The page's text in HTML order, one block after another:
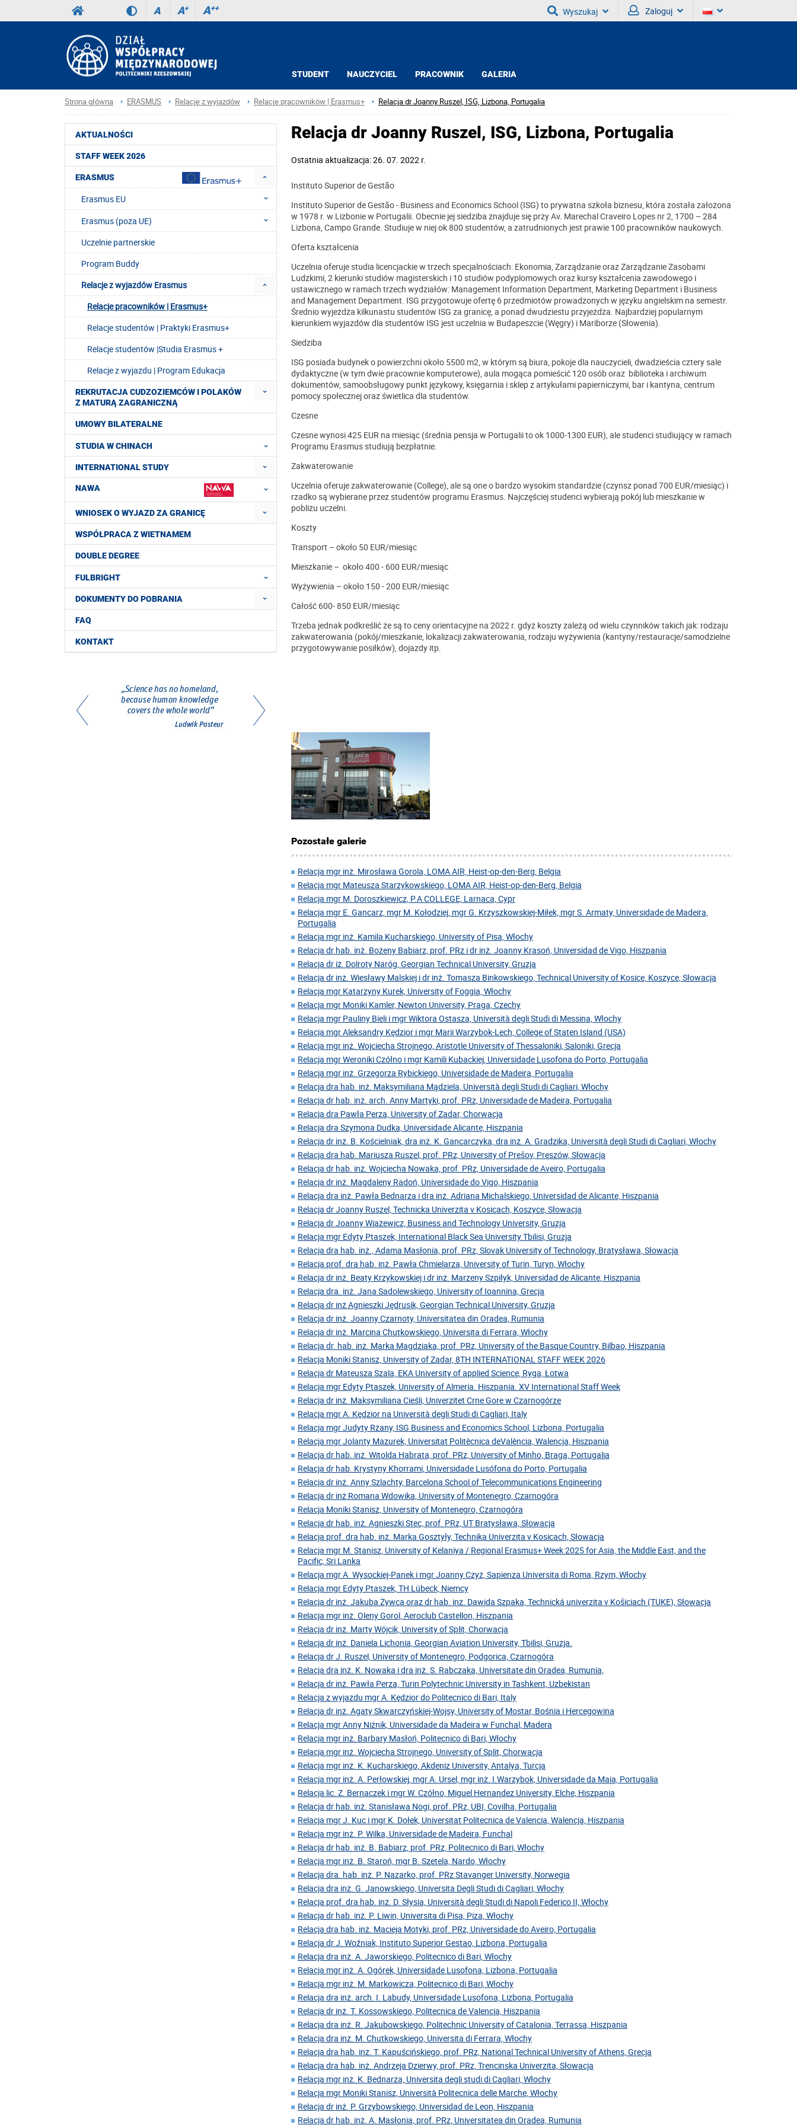
A A+ A++ Wyszukaj Zaloguj
STUDENT NAUCZYCIEL PRACOWNIK GALERIA
Strona główna ERASMUS Relacje z wyjazdów Relacje pracowników | Erasmus+ Relacja dr Joanny Ruszel, ISG, Lizbona, Portugalia
AKTUALNOŚCI
STAFF WEEK 2026
ERASMUS
Erasmus EU
Erasmus (poza UE)
Uczelnie partnerskie
Program Buddy
Relacje z wyjazdów Erasmus
Relacje pracowników | Erasmus+
Relacje studentów | Praktyki Erasmus+
Relacje studentów |Studia Erasmus +
Relacje z wyjazdu | Program Edukacja
REKRUTACJA CUDZOZIEMCÓW I POLAKÓW
Z MATURĄ ZAGRANICZNĄ
UMOWY BILATERALNE
STUDIA W CHINACH
INTERNATIONAL STUDY
NAWA
WNIOSEK O WYJAZD ZA GRANICĘ
WSPÓŁPRACA Z WIETNAMEM
DOUBLE DEGREE
FULBRIGHT
DOKUMENTY DO POBRANIA
FAQ
KONTAKT
Relacja dr Joanny Ruszel, ISG, Lizbona, Portugalia
Ostatnia aktualizacja: 26. 07. 2022 r.
Instituto Superior de Gestão
Instituto Superior de Gestão - Business and Economics School (ISG) to prywatna szkoła biznesu, która została założona
w 1978 r. w Lizbonie w Portugalii. Obecnie jej siedziba znajduje się przy Av. Marechal Craveiro Lopes nr 2, 1700 – 284
Lizbona, Campo Grande. Studiuje w niej ok 800 studentów, a zatrudnionych jest prawie 100 pracowników naukowych.
Oferta kształcenia
Uczelnia oferuje studia licencjackie w trzech specjalnościach: Ekonomia, Zarządzanie oraz Zarządzanie Zasobami
Ludzkimi, 2 kierunki studiów magisterskich i 10 studiów podyplomowych oraz kursy kształcenia zawodowego i
ustawicznego w ramach trzech wydziałów: Management Information Department, Marketing Department i Business
and Management Department. ISG przygotowuje ofertę 6 przedmiotów prowadzonych w języku angielskim na semestr.
Średnio wyjeżdża kilkunastu studentów ISG za granicę, a ponad dwudziestu przyjeżdża. Najbardziej popularnym
kierunkiem wyjazdów dla studentów ISG jest uczelnia w Budapeszcie (Węgry) i Mariborze (Słowenia).
Siedziba
ISG posiada budynek o powierzchni około 5500 m2, w którym są biura, pokoje dla nauczycieli, dwadzieścia cztery sale
dydaktyczne (w tym dwie pracownie komputerowe), aula mogąca pomieścić 120 osób oraz biblioteka i archiwum
dokumentów, samoobsługowy punkt językowy, księgarnia i sklep z artykułami papierniczymi, bar i kantyna, centrum
pomocy społecznej oraz świetlica dla studentów.
Czesne
Czesne wynosi 425 EUR na miesiąc (średnia pensja w Portugalii to ok 1000-1300 EUR), ale studenci studiujący w ramach
Programu Erasmus studiują bezpłatnie.
Zakwaterowanie
Uczelnia oferuje zakwaterowanie (College), ale są one o bardzo wysokim standardzie (czynsz ponad 700 EUR/miesiąc) i
rzadko są wybierane przez studentów programu Erasmus. Najczęściej studenci wybierają pokój lub mieszkanie w
pobliżu uczelni.
Koszty
Transport – około 50 EUR/miesiąc
Mieszkanie – około 400 - 600 EUR/miesiąc
Wyżywienia – około 150 - 200 EUR/miesiąc
Całość 600- 850 EUR/miesiąc
Trzeba jednak podkreślić że są to ceny orientacyjne na 2022 r. gdyż koszty zależą od wielu czynników takich jak: rodzaju
zakwaterowania (pokój/mieszkanie, lokalizacji zakwaterowania, rodzaju wyżywienia (kantyny/restauracje/samodzielne
przygotowywanie posiłków), dojazdy itp.
Pozostałe galerie
Relacja mgr inż. Mirosława Gorola, LOMA AIR, Heist-op-den-Berg, Belgia
Relacja mgr Mateusza Starzykowskiego, LOMA AIR, Heist-op-den-Berg, Belgia
Relacja mgr M. Doroszkiewicz, P.A COLLEGE, Larnaca, Cypr
Relacja mgr E. Gancarz, mgr M. Kołodziej, mgr G. Krzyszkowskiej-Miłek, mgr S. Armaty, Universidade de Madeira,
Portugalia
Relacja mgr inż. Kamila Kucharskiego, University of Pisa, Włochy
Relacja dr hab. inż. Bożeny Babiarz, prof. PRz i dr inż. Joanny Krasoń, Universidad de Vigo, Hiszpania
Relacja dr iż. Dolroty Naróg, Georgian Technical University, Gruzja
Relacja dr inż. Wiesławy Malskiej i dr inż. Tomasza Binkowskiego, Technical University of Kosice, Koszyce, Słowacja
Relacja mgr Katarzyny Kurek, University of Foggia, Włochy
Relacja mgr Moniki Kamler, Newton University, Praga, Czechy
Relacja mgr Pauliny Bieli i mgr Wiktora Ostasza, Università degli Studi di Messina, Włochy
Relacja mgr Aleksandry Kędzior i mgr Marii Warzybok-Lech, College of Staten Island (USA)
Relacja mgr inż. Wojciecha Strojnego, Aristotle University of Thessaloniki, Saloniki, Grecja
Relacja mgr Weroniki Czółno i mgr Kamili Kubackiej, Universidade Lusofona do Porto, Portugalia
Relacja mgr inż. Grzegorza Rybickiego, Universidade de Madeira, Portugalia
Relacja dra hab. inż. Maksymiliana Mądziela, Università degli Studi di Cagliari, Włochy
Relacja dr hab. inż. arch. Anny Martyki, prof. PRz, Universidade de Madeira, Portugalia
Relacja dra Pawła Perza, University of Zadar, Chorwacja
Relacja dra Szymona Dudka, Universidade Alicante, Hiszpania
Relacja dr inż. B. Kościelniak, dra inż. K. Gancarczyka, dra inż. A. Gradzika, Università degli Studi di Cagliari, Włochy
Relacja dra hab. Mariusza Ruszel, prof. PRz, University of Prešov, Preszów, Słowacja
Relacja dr hab. inż. Wojciecha Nowaka, prof. PRz, Universidade de Aveiro, Portugalia
Relacja dr inż. Magdaleny Radoń, Universidade do Vigo, Hiszpania
Relacja dra inż. Pawła Bednarza i dra inż. Adriana Michalskiego, Universidad de Alicante, Hiszpania
Relacja dr Joanny Ruszel, Technicka Univerzita v Kosicach, Koszyce, Słowacja
Relacja dr Joanny Wiażewicz, Business and Technology University, Gruzja
Relacja mgr Edyty Ptaszek, International Black Sea University.Tbilisi, Gruzja
Relacja dra hab. inż., Adama Masłonia, prof. PRz, Slovak University of Technology, Bratysława, Słowacja
Relacja prof. dra hab. inż. Pawła Chmielarza, University of Turin, Turyn, Włochy
Relacja dr inż. Beaty Krzykowskiej i dr inż. Marzeny Szpiłyk, Universidad de Alicante, Hiszpania
Relacja dra. inż. Jana Sadolewskiego, University of Ioannina, Grecja
Relacja dr inż Agnieszki Jędrusik, Georgian Technical University, Gruzja
Relacja dr inż. Joanny Czarnoty, Universitatea din Oradea, Rumunia
Relacja dr inż. Marcina Chutkowskiego, Universita di Ferrara, Włochy
Relacja dr. hab. inż. Marka Magdziaka, prof. PRz, University of the Basque Country, Bilbao, Hiszpania
Relacja Moniki Stanisz, University of Zadar, 8TH INTERNATIONAL STAFF WEEK 2026
Relacja dr Mateusza Szala, EKA University of applied Science, Ryga, Łotwa
Relacja mgr Edyty Ptaszek, University of Almeria. Hiszpania. XV International Staff Week
Relacja dr inż. Maksymiliana Cieśli, Univerzitet Crne Gore w Czarnogórze
Relacja mgr A. Kędzior na Università degli Studi di Cagliari, Italy
Relacja mgr Judyty Rżany, ISG Business and Economics School, Lizbona, Portugalia
Relacja mgr Jolanty Mazurek, Universitat Politècnica deValència, Walencja, Hiszpania
Relacja dr hab. inż. Witolda Habrata, prof. PRz, University of Minho, Braga, Portugalia
Relacja dr hab. Krystyny Khorrami, Universidade Lusófona do Porto, Portugalia
Relacja dr inż. Anny Szlachty, Barcelona School of Telecommunications Engineering
Relacja dr inż Romana Wdowika, University of Montenegro, Czarnogóra
Relacja Moniki Stanisz, University of Montenegro, Czarnogóra
Relacja dr hab. inż. Agnieszki Stec, prof. PRz, UT Bratysława, Słowacja
Relacja prof. dra hab. inż. Marka Gosztyły, Technika Univerzita v Kosicach, Słowacja
Relacja mgr M. Stanisz, University of Kelaniya / Regional Erasmus+ Week 2025 for Asia, the Middle East, and the
Pacific, Sri Lanka
Relacja mgr A. Wysockiej-Panek i mgr Joanny Czyż, Sapienza Universita di Roma, Rzym, Włochy
Relacja mgr Edyty Ptaszek, TH Lübeck, Niemcy
Relacja dr inż. Jakuba Żywca oraz dr hab. inż. Dawida Szpaka, Technická univerzita v Košiciach (TUKE), Słowacja
Relacja mgr inż. Oleny Gorol, Aeroclub Castellon, Hiszpania
Relacja dr inż. Marty Wójcik, University of Split, Chorwacja
Relacja dr inż. Daniela Lichonia, Georgian Aviation University, Tbilisi, Gruzja.
Relacja dr J. Ruszel, University of Montenegro, Podgorica, Czarnogóra
Relacja dra inż. K. Nowaka i dra inż. S. Rabczaka, Universitate din Oradea, Rumunia,
Relacja dr inż. Pawła Perza, Turin Polytechnic University in Tashkent, Uzbekistan
Relacja z wyjazdu mgr A. Kędzior do Politecnico di Bari, Italy
Relacja dr inż. Agaty Skwarczyńskiej-Wojsy, University of Mostar, Bośnia i Hercegowina
Relacja mgr Anny Niżnik, Universidade da Madeira w Funchal, Madera
Relacja mgr inż. Barbary Masłoń, Politecnico di Bari, Włochy
Relacja mgr inż. Wojciecha Strojnego, University of Split, Chorwacja
Relacja mgr inż. K. Kucharskiego, Akdeniz University, Antalya, Turcja
Relacja mgr inż. A. Perłowskiej, mgr A. Ursel, mgr inż. I.Warzybok, Universidade da Maia, Portugalia
Relacja lic. Z. Bernaczek i mgr W. Czółno, Miguel Hernandez University, Elche, Hiszpania
Relacja dr hab. inż. Stanisława Nogi, prof. PRz, UBI, Covilha, Portugalia
Relacja mgr J. Kuc i mgr K. Dołek, Universitat Politecnica de Valencia, Walencja, Hiszpania
Relacja mgr inż. P. Wilka, Universidade de Madeira, Funchal
Relacja dr hab. inż. B. Babiarz, prof. PRz, Politecnico di Bari, Włochy
Relacja mgr inż. B. Staroń, mgr B. Szetela, Nardo, Włochy
Relacja dra. hab. inż. P. Nazarko, prof. PRz Stavanger University, Norwegia
Relacja dra inż. G. Janowskiego, Universita Degli Studi di Cagliari, Włochy
Relacja prof. dra hab. inż. D. Słysia, Università degli Studi di Napoli Federico II, Włochy
Relacja dr hab. inż. P. Liwin, Universita di Pisa, Piza, Włochy
Relacja dra hab. inż. Macieja Motyki, prof. PRz, Universidade do Aveiro, Portugalia
Relacja dr J. Woźniak, Instituto Superior Gestao, Lizbona, Portugalia
Relacja dra inż. A. Jaworskiego, Politecnico di Bari, Włochy
Relacja mgr inż. A. Ogórek, Universidade Lusofona, Lizbona, Portugalia
Relacja mgr inż. M. Markowicza, Politecnico di Bari, Włochy
Relacja dra inż. arch. I. Labudy, Universidade Lusofona, Lizbona, Portugalia
Relacja dr inż. T. Kossowskiego, Politecnica de Valencia, Hiszpania
Relacja dra inż. R. Jakubowskiego, Politechnic University of Catalonia, Terrassa, Hiszpania
Relacja dra inż. M. Chutkowskiego, Universita di Ferrara, Włochy
Relacja dra hab. inż. T. Kapuścińskiego, prof. PRz, National Technical University of Athens, Grecja
Relacja dra hab. inż. Andrzeja Dzierwy, prof. PRz, Trencinska Univerzita, Słowacja
Relacja mgr inż. K. Bednarza, Universita degli studi di Cagliari, Włochy
Relacja mgr Moniki Stanisz, Università Politecnica delle Marche, Włochy
Relacja dr inż. P. Grzybowskiego, Universidad de Leon, Hiszpania
Relacja dr hab. inż. A. Masłonia, prof. PRz, Universitatea din Oradea, Rumunia